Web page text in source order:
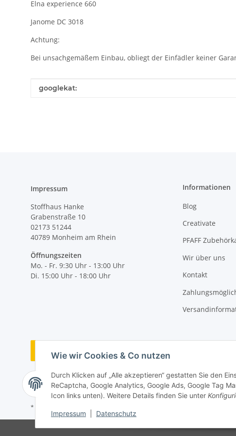
Wie wir Cookies & Co nutzen
Durch Klicken auf „Alle akzeptieren“ gestatten Sie den
ReCaptcha, Google Analytics, Google Ads, Google Tag
Icon links unten). Weitere Details finden Sie unter
Impressum Datenschutz
Elna experience 660
Janome DC 3018
Achtung:
Bei unsachgemäßem Einbau, obliegt der Einfädler keiner
Produkteigenschaft
Wert
googlekat:
Impressum
Stoffhaus Hanke
Grabenstraße 10
02173 51244
40789 Monheim am Rhein
Öffnungszeiten
Mo. - Fr. 9:30 Uhr - 13:00 Uhr
Di. 15:00 Uhr - 18:00 Uhr
Informationen
Blog
Creativate
PFAFF
Wir über uns
Kontakt
Vertrag widerrufen
* Alle Preise inkl. gesetzlicher MwSt., zzgl.